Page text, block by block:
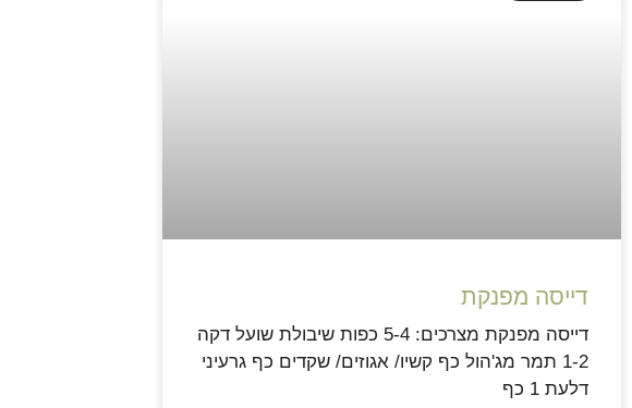
דייסה מפנקת
דייסה מפנקת מצרכים: 5-4 כפות שיבולת שועל דקה
1-2 תמר מג'הול כף קשיו/ אגוזים/ שקדים כף גרעיני
דלעת 1 כף